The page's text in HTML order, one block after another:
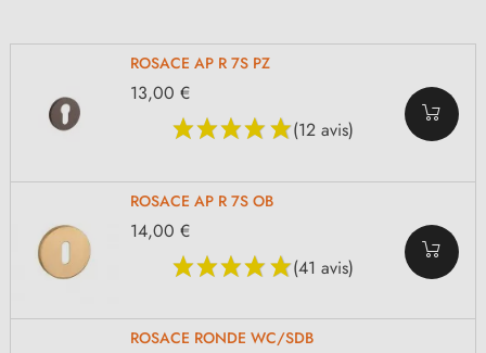
ROSACE AP R 7S PZ
(12 avis)
13,00 €
ROSACE AP R 7S OB
(41 avis)
14,00 €
ROSACE RONDE WC/SDB